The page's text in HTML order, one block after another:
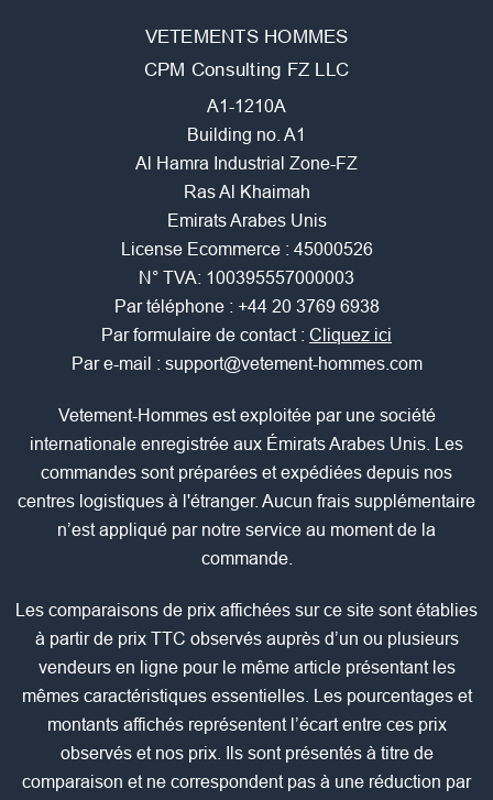
VETEMENTS HOMMES
CPM Consulting FZ LLC
A1-1210A
Building no. A1
Al Hamra Industrial Zone-FZ
Ras Al Khaimah
Emirats Arabes Unis
License Ecommerce : 45000526
N° TVA: 100395557000003
Par téléphone : +44 20 3769 6938
Par formulaire de contact : Cliquez ici
Par e-mail : support@vetement-hommes.com
Vetement-Hommes est exploitée par une société
internationale enregistrée aux Émirats Arabes Unis. Les
commandes sont préparées et expédiées depuis nos
centres logistiques à l'étranger. Aucun frais supplémentaire
n’est appliqué par notre service au moment de la
commande.
Les comparaisons de prix affichées sur ce site sont établies
à partir de prix TTC observés auprès d’un ou plusieurs
vendeurs en ligne pour le même article présentant les
mêmes caractéristiques essentielles. Les pourcentages et
montants affichés représentent l’écart entre ces prix
observés et nos prix. Ils sont présentés à titre de
comparaison et ne correspondent pas à une réduction par